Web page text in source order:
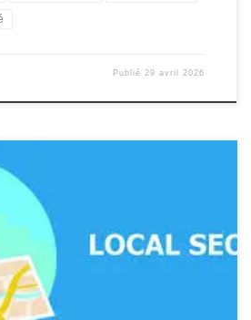
Publié 29 avril 2026
booster la visibilité de votre entreprise
local est une stratégie essentielle
à améliorer leur visibilité en ligne
effet, cette approche vise à optimiser
dans les résultats de recherche